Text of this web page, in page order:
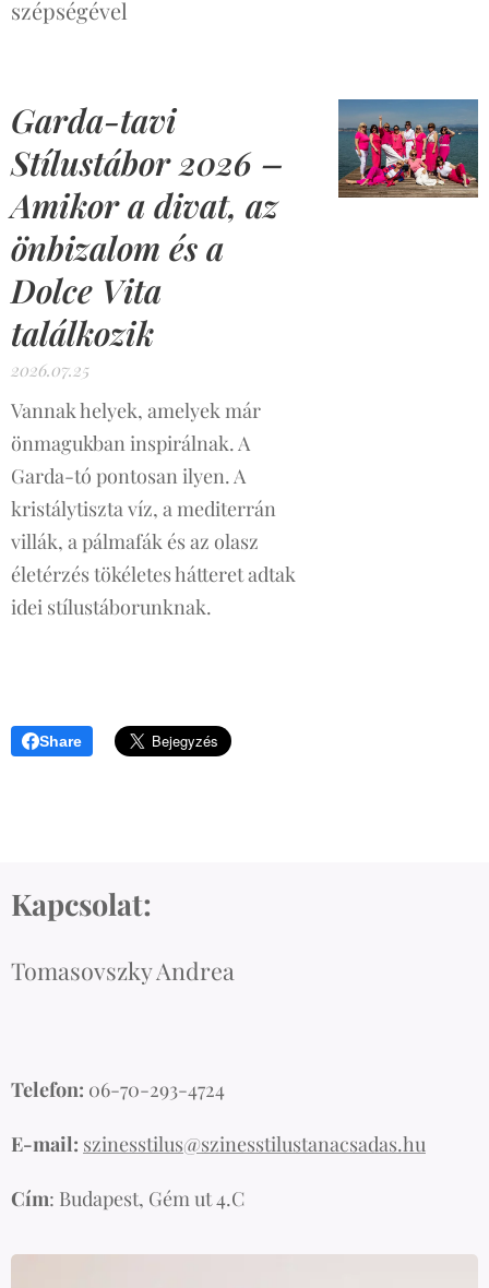
szépségével
Garda-tavi
Stílustábor 2026 –
Amikor a divat, az
önbizalom és a
Dolce Vita
találkozik
2026.07.25
Vannak helyek, amelyek már
önmagukban inspirálnak. A
Garda-tó pontosan ilyen. A
kristálytiszta víz, a mediterrán
villák, a pálmafák és az olasz
életérzés tökéletes hátteret adtak
idei stílustáborunknak.
Share
Kapcsolat:
Tomasovszky Andrea
Telefon: 06-70-293-4724
E-mail: szinesstilus@szinesstilustanacsadas.hu
Cím: Budapest, Gém ut 4.C